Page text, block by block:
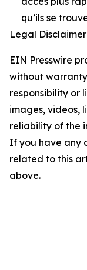
qu’ils se
Legal
EIN Presswire
without
responsibility or
images, videos,
reliability of the
If you have any
related to this
above.